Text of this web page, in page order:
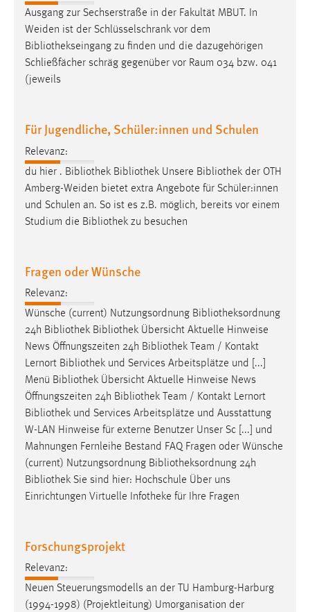
Ausgang zur Sechserstraße in der Fakultät MBUT. In
Weiden ist der Schlüsselschrank vor dem
Bibliothekseingang zu finden und die dazugehörigen
Schließfächer schräg gegenüber vor Raum 034 bzw. 041
(jeweils
Für Jugendliche, Schüler:innen und Schulen
Relevanz:
du hier . Bibliothek Bibliothek Unsere Bibliothek der OTH
Amberg-Weiden bietet extra Angebote für Schüler:innen
und Schulen an. So ist es z.B. möglich, bereits vor einem
Studium die Bibliothek zu besuchen
Fragen oder Wünsche
Relevanz:
Wünsche (current) Nutzungsordnung Bibliotheksordnung
24h Bibliothek Bibliothek Übersicht Aktuelle Hinweise
News Öffnungszeiten 24h Bibliothek Team / Kontakt
Lernort Bibliothek und Services Arbeitsplätze und [...]
Menü Bibliothek Übersicht Aktuelle Hinweise News
Öffnungszeiten 24h Bibliothek Team / Kontakt Lernort
Bibliothek und Services Arbeitsplätze und Ausstattung
W-LAN Hinweise für externe Benutzer Unser Sc [...] und
Mahnungen Fernleihe Bestand FAQ Fragen oder Wünsche
(current) Nutzungsordnung Bibliotheksordnung 24h
Bibliothek Sie sind hier: Hochschule Über uns
Einrichtungen Virtuelle Infotheke für Ihre Fragen
Forschungsprojekt
Relevanz:
Neuen Steuerungsmodells an der TU Hamburg-Harburg
(1994-1998) (Projektleitung) Umorganisation der